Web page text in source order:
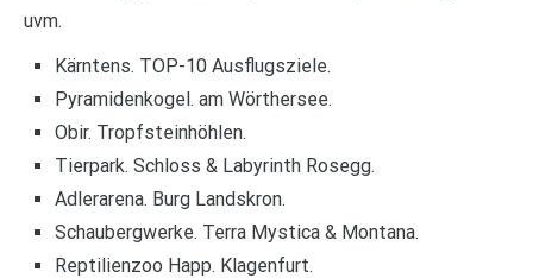
uvm.
Kärntens. TOP-10 Ausflugsziele.
Pyramidenkogel. am Wörthersee.
Obir. Tropfsteinhöhlen.
Tierpark. Schloss & Labyrinth Rosegg.
Adlerarena. Burg Landskron.
Schaubergwerke. Terra Mystica & Montana.
Reptilienzoo Happ. Klagenfurt.